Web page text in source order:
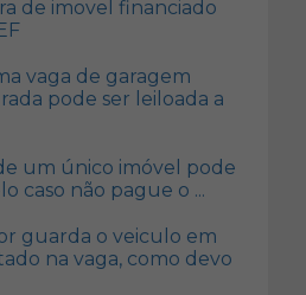
de imovel financiado
vaga de garagem
pode ser leiloada a
um único imóvel pode
caso não pague o ...
guarda o veiculo em
na vaga, como devo